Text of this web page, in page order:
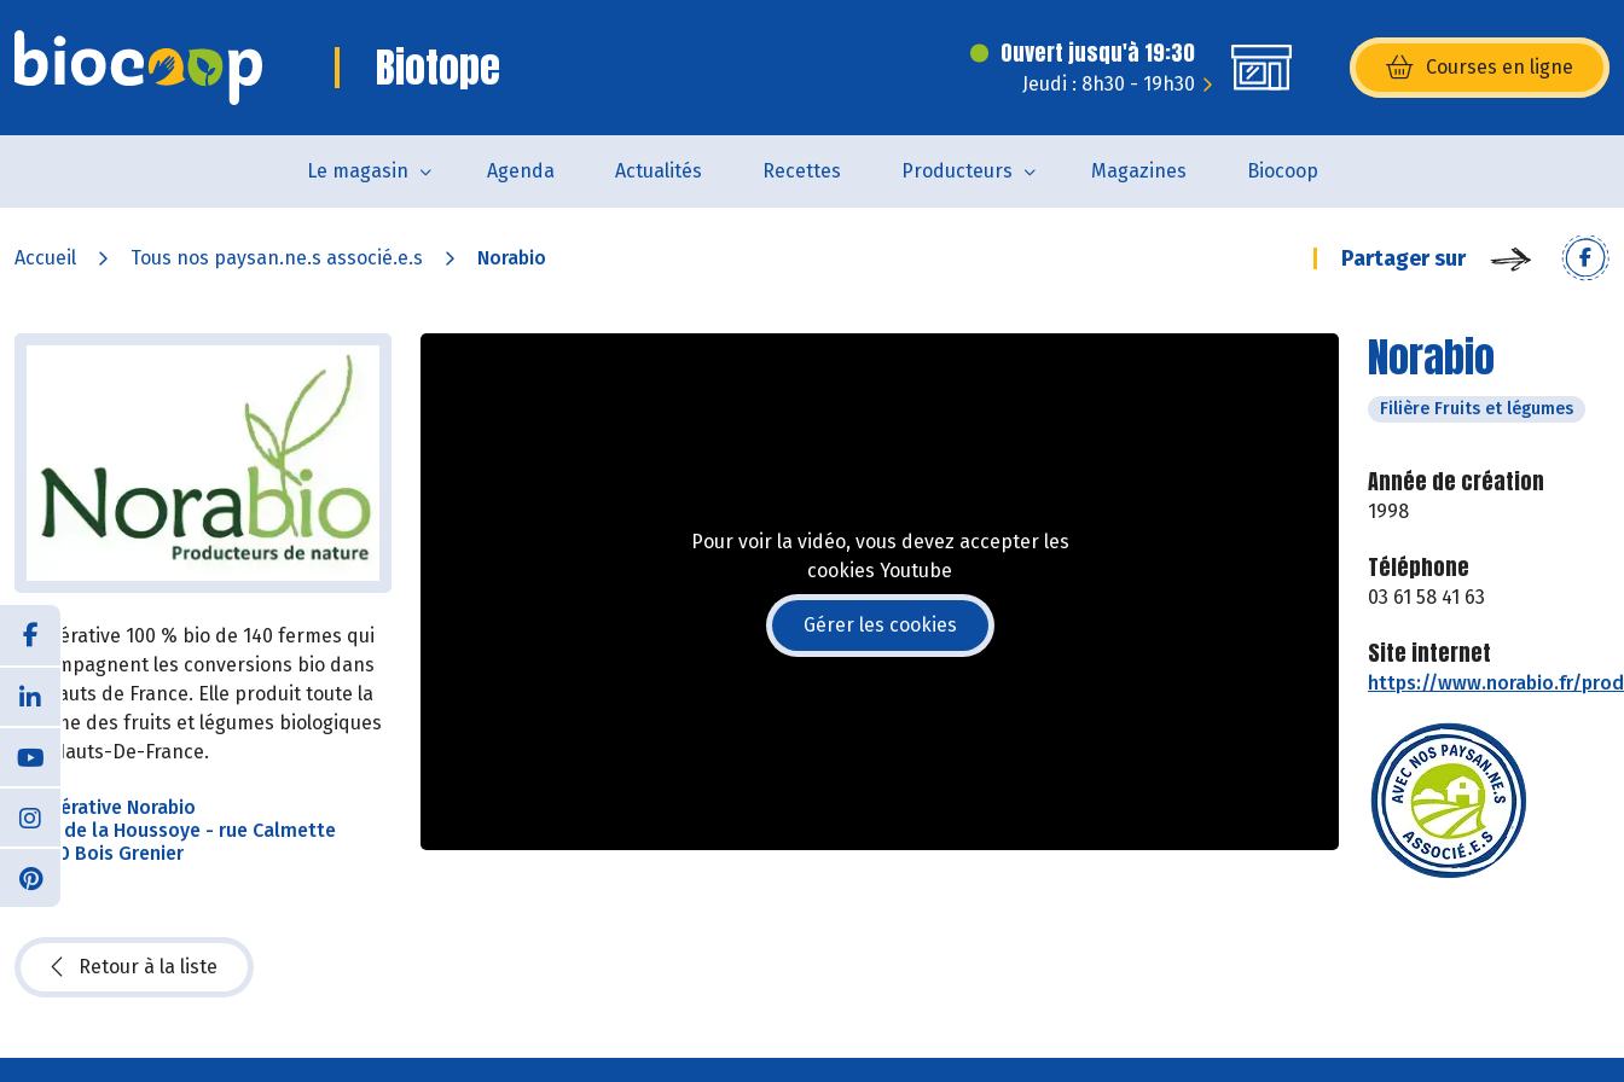
Biotope Ouvert jusqu'à 19:30
Jeudi : 8h30 - 19h30
Courses en ligne
(s’ouvre dans une nouvelle
Le magasin Agenda Actualités Recettes Producteurs Magazines Biocoop
Accueil Tous nos paysan.ne.s associé.e.s Norabio Partager sur
Norabio
Filière Fruits et légumes
Année de création
1998
Téléphone
03 61 58 41 63
Site internet
https://www.norabio.fr/
Coopérative 100 % bio de 140 fermes qui
accompagnent les conversions bio dans
les Hauts de France. Elle produit toute la
gamme des fruits et légumes biologiques
des Hauts-De-France.
Coopérative Norabio
Zone de la Houssoye - rue Calmette
59280 Bois Grenier
Pour voir la vidéo, vous devez accepter les
cookies Youtube
Gérer les cookies
Retour à la liste